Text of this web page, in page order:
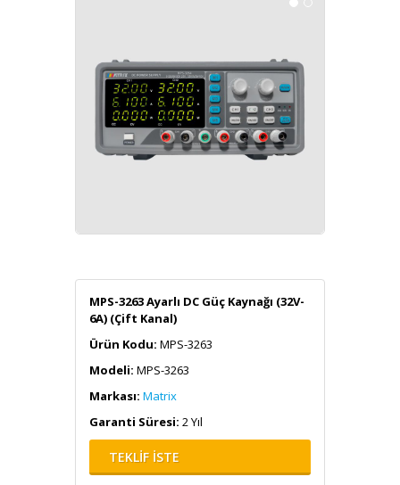
MPS-3263 Ayarlı DC Güç Kaynağı (32V-
6A) (Çift Kanal)
Ürün Kodu: MPS-3263
Modeli: MPS-3263
Markası: Matrix
Garanti Süresi: 2 Yıl
TEKLİF İSTE